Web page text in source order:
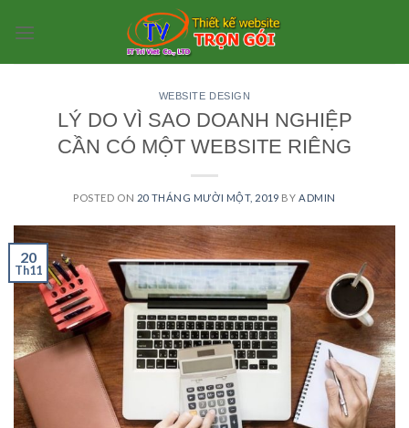
WEBSITE DESIGN
LÝ DO VÌ SAO DOANH NGHIỆP
CẦN CÓ MỘT WEBSITE RIÊNG
POSTED ON 20 THÁNG MƯỜI MỘT, 2019 BY ADMIN
20
Th11